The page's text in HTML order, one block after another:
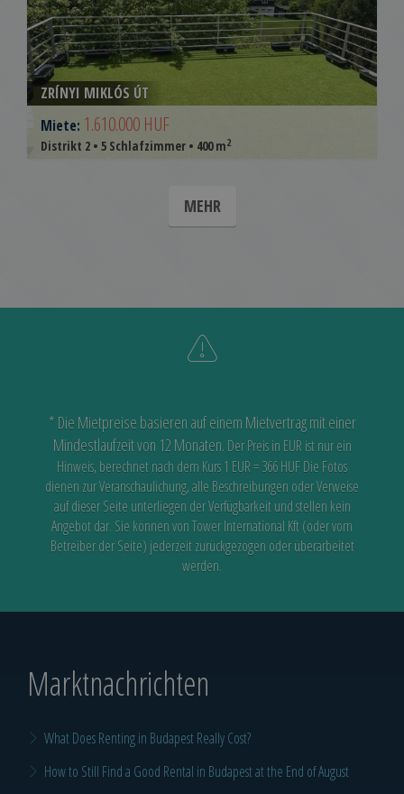
ZRÍNYI MIKLÓS ÚT
Miete: 1.610.000 HUF
Distrikt 2 • 5 Schlafzimmer • 400 m2
MEHR
* Die Mietpreise basieren auf einem Mietvertrag mit einer
Mindestlaufzeit von 12 Monaten. Der Preis in EUR ist nur ein
Hinweis, berechnet nach dem Kurs 1 EUR = 366 HUFDie Fotos
dienen zur Veranschaulichung, alle Beschreibungen oder Verweise
auf dieser Seite unterliegen der Verfügbarkeitund stellen kein
Angebot dar. Sie können von Tower International Kft (oder vom
Betreiber der Seite) jederzeit zurückgezogen oder überarbeitet
werden.
Marktnachrichten
What Does Renting in Budapest Really Cost?
How to Still Find a Good Rental in Budapest at the End of August